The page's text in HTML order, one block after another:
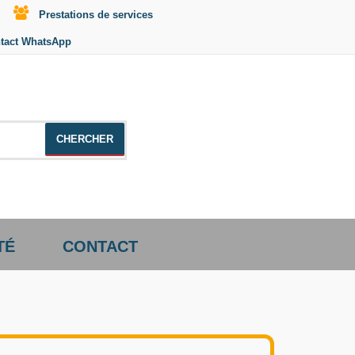
Prestations de services
WhatsApp
CONTACT